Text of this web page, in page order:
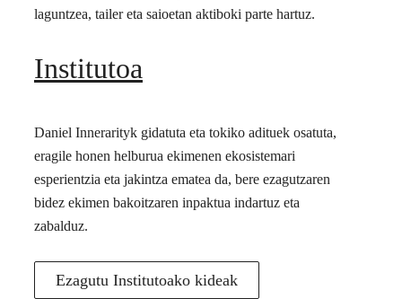
laguntzea, tailer eta saioetan aktiboki parte hartuz.
Institutoa
Daniel Innerarityk gidatuta eta tokiko adituek osatuta,
eragile honen helburua ekimenen ekosistemari
esperientzia eta jakintza ematea da, bere ezagutzaren
bidez ekimen bakoitzaren inpaktua indartuz eta
zabalduz.
Ezagutu Institutoako kideak